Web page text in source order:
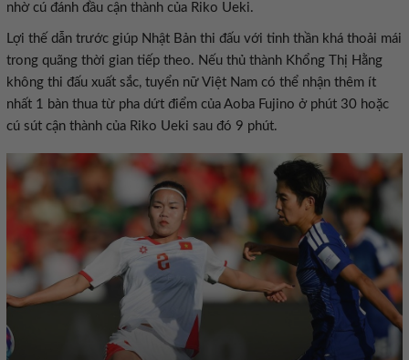
nhờ cú đánh đầu cận thành của Riko Ueki.
Lợi thế dẫn trước giúp Nhật Bản thi đấu với tinh thần khá thoải mái
trong quãng thời gian tiếp theo. Nếu thủ thành Khổng Thị Hằng
không thi đấu xuất sắc, tuyển nữ Việt Nam có thể nhận thêm ít
nhất 1 bàn thua từ pha dứt điểm của Aoba Fujino ở phút 30 hoặc
cú sút cận thành của Riko Ueki sau đó 9 phút.